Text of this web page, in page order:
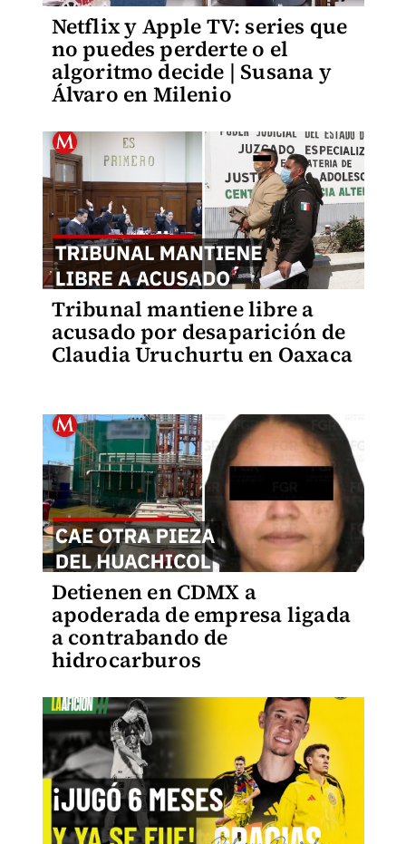
Netflix y Apple TV: series que
no puedes perderte o el
algoritmo decide | Susana y
Álvaro en Milenio
Tribunal mantiene libre a
acusado por desaparición de
Claudia Uruchurtu en Oaxaca
Detienen en CDMX a
apoderada de empresa ligada
a contrabando de
hidrocarburos